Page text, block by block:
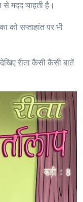
मदद चाहती है।
को सप्ताहांत पर भी
रीता कैसी कैसी बातें